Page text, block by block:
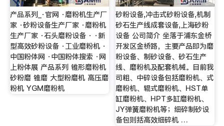
产品系列_·官网 ·磨粉机生产厂
家 ·砂粉设备生产厂家 ·磨粉机
生产厂家 ·石头磨粉设备 · ·新
型高效砂粉设备 ·工业磨粉机 ·
中国粉体网 ·中国粉体搜索 ·网
上粉体展 产品系列 锥形磨粉机
砂粉磨 锥磨 大型粉磨机 高压磨
粉机 YGM磨粉机
砂粉设备,冲击式砂粉设备,机制
砂石生产线成套设备,上海砂粉
设备 公司简介 坐落于浦东金桥
开发区金桥路，主要产品即为磨
粉设备、制砂设备、砂石生产
线、磨粉机及配套机械。目前我
司粗、中碎设备包括磨粉机、式
磨粉机、辊式磨粉机、HST单
缸磨粉机、HPT多缸磨粉机、
JY弹簧磨粉机等；细碎制砂设
备包则括高效细碎机 …